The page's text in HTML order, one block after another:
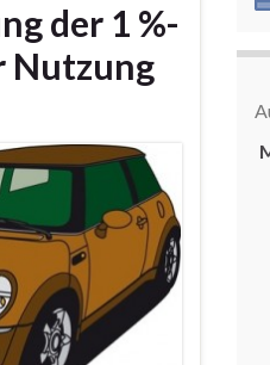
der 1 %-
Nutzung